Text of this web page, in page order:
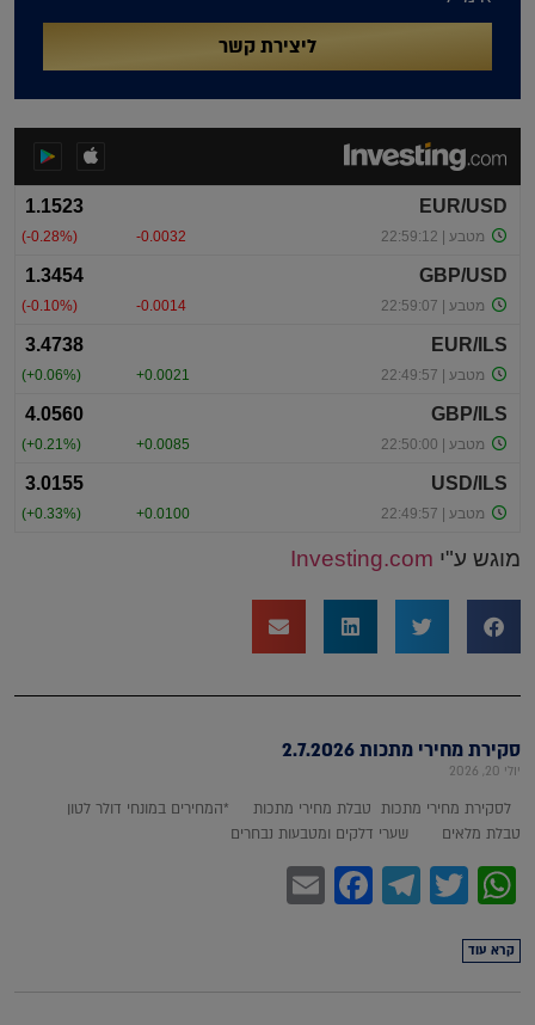
ליצירת קשר
מוגש ע"י Investing.com
סקירת מחירי מתכות 2.7.2026
יולי 20, 2026
לסקירת מחירי מתכות טבלת מחירי מתכות *המחירים במונחי דולר לטון
טבלת מלאים שערי דלקים ומטבעות נבחרים
WhatsApp
Twitter
Telegram
Facebook
קרא עוד